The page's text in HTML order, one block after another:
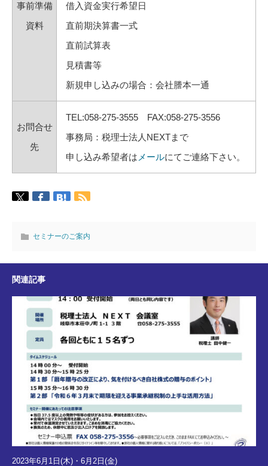
事前準備
資料
借入資金実行希望日
直前期決算書一式
直前試算表
見積書等
新規申し込みの場合：会社謄本一通
お問合せ
先
TEL:058-275-3555 FAX:058-275-3556
事務局：税理士法人NEXTまで
申し込み希望者は メールにてご連絡下さい。
セミナーのご案内
関連記事
2023年6月1日(木)・6月2日(金)